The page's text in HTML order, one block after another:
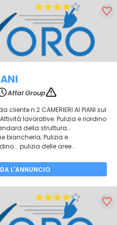
Attal Group
n.2 CAMERIERI AI PIANI sul
lavorative: Pulizia e riordino
della struttura...
biancheria; Pulizia e
pulizia delle aree...
L'ANNUNCIO